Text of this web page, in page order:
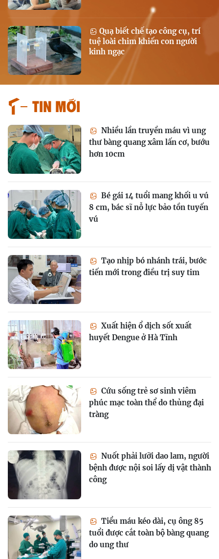
Quạ biết chế tạo công cụ, trí
tuệ loài chim khiến con người
kinh ngạc
Tin mới
Nhiều lần truyền máu vì ung
thư bàng quang xâm lấn cơ, bướu
hơn 10cm
Bé gái 14 tuổi mang khối u vú
8 cm, bác sĩ nỗ lực bảo tồn tuyến
vú
Tạo nhịp bó nhánh trái, bước
tiến mới trong điều trị suy tim
Xuất hiện ổ dịch sốt xuất
huyết Dengue ở Hà Tĩnh
Cứu sống trẻ sơ sinh viêm
phúc mạc toàn thể do thủng đại
tràng
Nuốt phải lưỡi dao lam, người
bệnh được nội soi lấy dị vật thành
công
Tiểu máu kéo dài, cụ ông 85
tuổi được cắt toàn bộ bàng quang
do ung thư